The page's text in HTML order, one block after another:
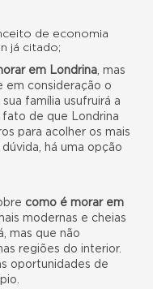
de economia
já citado;
em Londrina, mas
em consideração o
família usufruirá a
fato de que Londrina
para acolher os mais
há uma opção
como é morar em
modernas e cheias
mas que não
regiões do interior.
oportunidades de
.